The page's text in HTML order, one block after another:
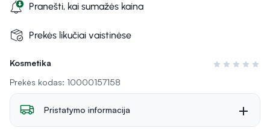
Kosmetika
Įvertinimas 0
Prekės kodas: 10000157158
Pranešti, kai sumažės kaina
Prekės likučiai vaistinėse
Pristatymo informacija